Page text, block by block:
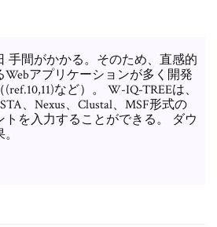
手間がかかる。そのため、直感的
Webアプリケーションが多く開発
など）。 W-IQ-TREEは、
、Nexus、Clustal、MSF形式の
トを入力することができる。 ダウ